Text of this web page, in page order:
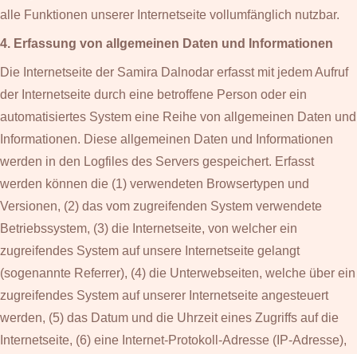
alle Funktionen unserer Internetseite vollumfänglich nutzbar.
4. Erfassung von allgemeinen Daten und Informationen
Die Internetseite der Samira Dalnodar erfasst mit jedem Aufruf
der Internetseite durch eine betroffene Person oder ein
automatisiertes System eine Reihe von allgemeinen Daten und
Informationen. Diese allgemeinen Daten und Informationen
werden in den Logfiles des Servers gespeichert. Erfasst
werden können die (1) verwendeten Browsertypen und
Versionen, (2) das vom zugreifenden System verwendete
Betriebssystem, (3) die Internetseite, von welcher ein
zugreifendes System auf unsere Internetseite gelangt
(sogenannte Referrer), (4) die Unterwebseiten, welche über ein
zugreifendes System auf unserer Internetseite angesteuert
werden, (5) das Datum und die Uhrzeit eines Zugriffs auf die
Internetseite, (6) eine Internet-Protokoll-Adresse (IP-Adresse),